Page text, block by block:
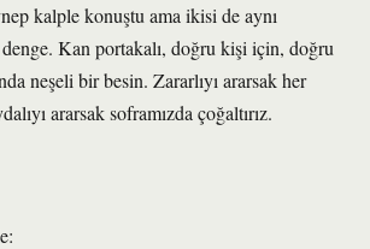
kalple konuştu ama ikisi de aynı
Kan portakalı, doğru kişi için, doğru
neşeli bir besin. Zararlıyı ararsak her
ararsak soframızda çoğaltırız.